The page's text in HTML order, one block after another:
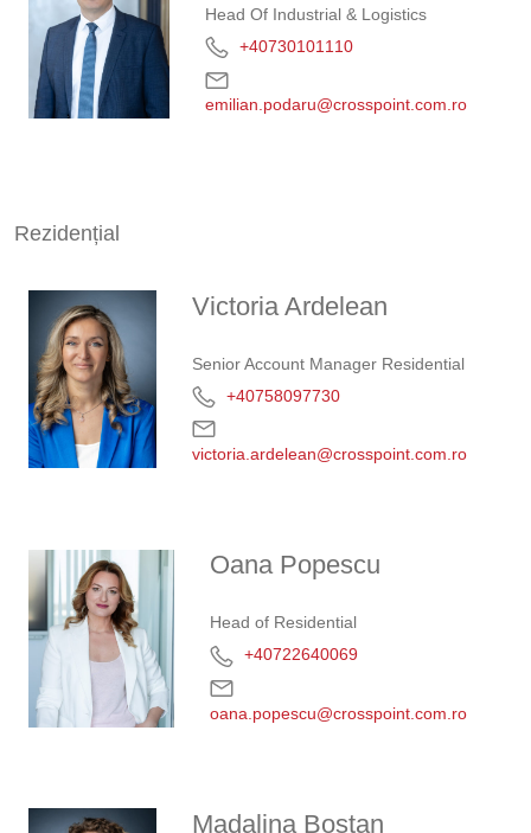
Head Of Industrial & Logistics
+40730101110
emilian.podaru@crosspoint.com.ro
Rezidențial
Victoria Ardelean
Senior Account Manager Residential
+40758097730‬
victoria.ardelean@crosspoint.com.ro
Oana Popescu
Head of Residential
+40722640069
oana.popescu@crosspoint.com.ro
Madalina Bostan